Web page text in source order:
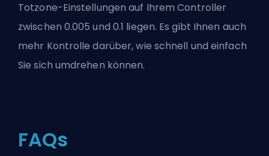
Totzone-Einstellungen auf Ihrem Controller
zwischen 0.005 und 0.1 liegen. Es gibt Ihnen auch
mehr Kontrolle darüber, wie schnell und einfach
Sie sich umdrehen können.
FAQs